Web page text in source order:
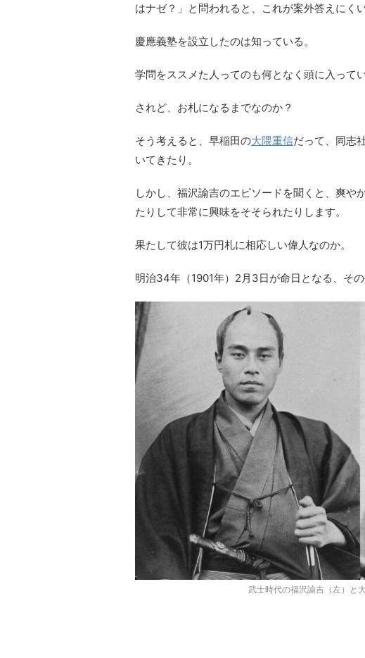
はナゼ？」と問われると、これが案外答えにく
慶應義塾を設立したのは知っている。
学問をススメた人ってのも何となく頭に入ってい
されど、お札になるまでなのか？
そう考えると、早稲田の大隈重信だって、同志
いてきたり。
しかし、福沢諭吉のエピソードを聞くと、爽や
たりして非常に興味をそそられたりします。
果たして彼は1万円札に相応しい偉人なのか。
明治34年（1901年）2月3日が命日となる、その
武士時代の福沢諭吉（左）と